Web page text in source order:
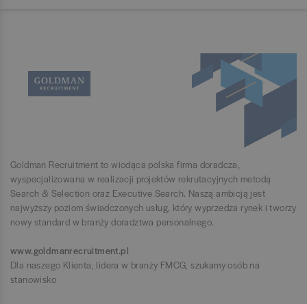
Goldman Recruitment to wiodąca polska firma doradcza,
wyspecjalizowana w realizacji projektów rekrutacyjnych metodą
Search & Selection oraz Executive Search. Naszą ambicją jest
najwyższy poziom świadczonych usług, który wyprzedza rynek i tworzy
nowy standard w branży doradztwa personalnego.
www.goldmanrecruitment.pl
Dla naszego Klienta, lidera w branży FMCG, szukamy osób na
stanowisko